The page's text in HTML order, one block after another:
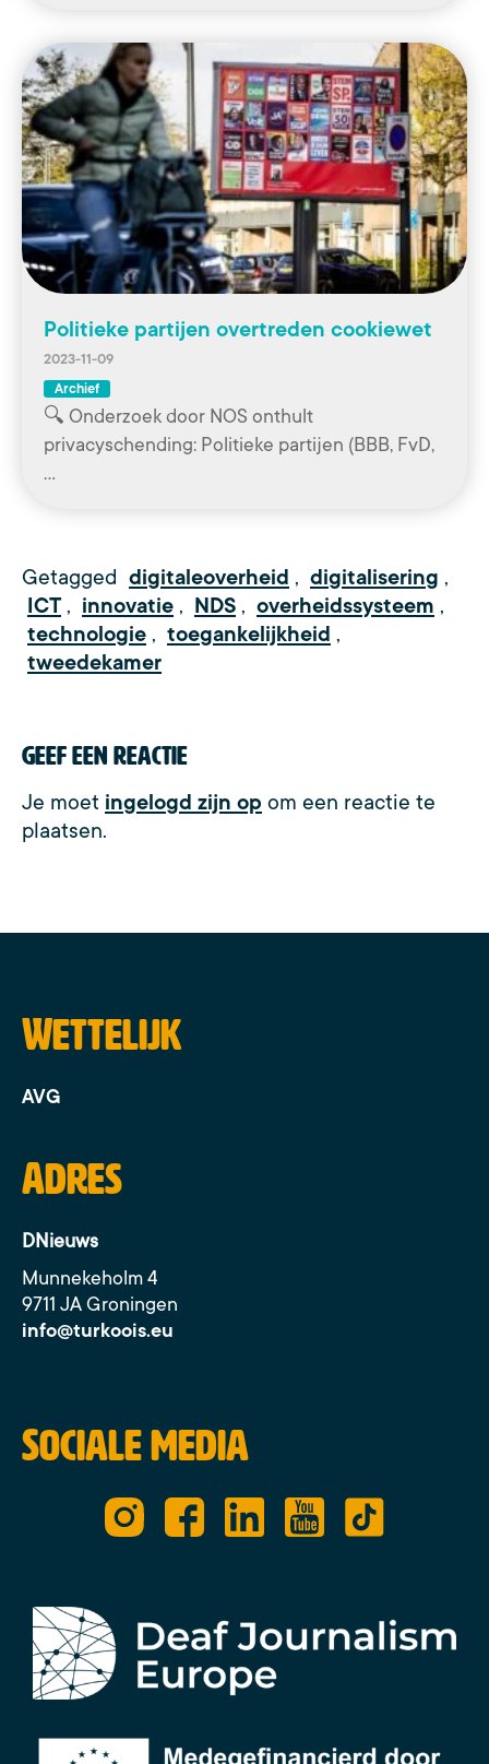
Politieke partijen overtreden cookiewet
2023-11-09
Archief
🔍 Onderzoek door NOS onthult
privacyschending: Politieke partijen (BBB, FvD,
…
Getagged digitaleoverheid , digitalisering ,
ICT , innovatie , NDS , overheidssysteem ,
technologie , toegankelijkheid ,
tweedekamer
Geef een reactie
Je moet ingelogd zijn op om een reactie te
plaatsen.
Wettelijk
AVG
Adres
DNieuws
Munnekeholm 4
9711 JA Groningen
info@turkoois.eu
Sociale media